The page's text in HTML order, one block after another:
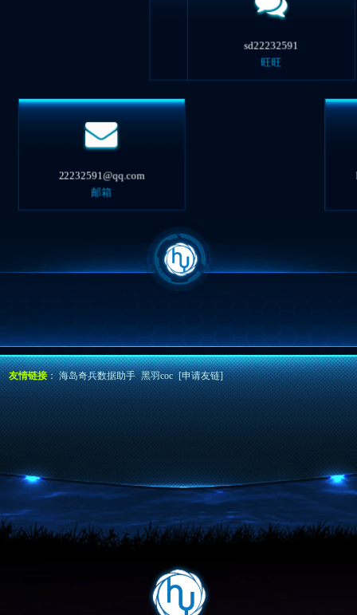
sd22232591
旺旺
22232591@qq.com
友情链接：海岛奇兵数据助手 黑羽coc [申请友链]